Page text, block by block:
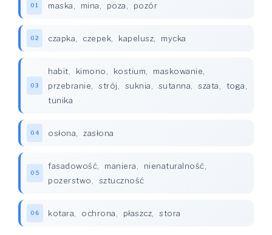
01 maska mina poza pozór
02 czapka czepek kapelusz mycka
03
habit kimono kostium maskowanie
przebranie
strój suknia sutanna szata toga
tunika
04 osłona zasłona
05
fasadowość maniera nienaturalność
pozerstwo
sztuczność
06 kotara ochrona płaszcz stora